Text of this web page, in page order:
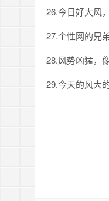
26.今日好大风
27.个性网的兄
28.风势凶猛，
29.今天的风大